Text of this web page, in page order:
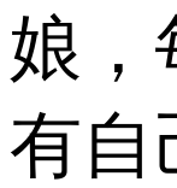
娘，
有自